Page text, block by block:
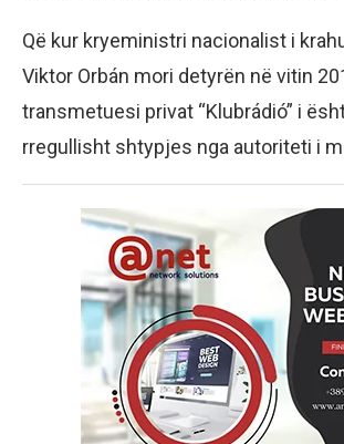
Që kur kryeministri nacionalist i
Viktor Orbán mori detyrën në vitin
transmetuesi privat “Klubrádió” i
rregullisht shtypjes nga autoriteti i